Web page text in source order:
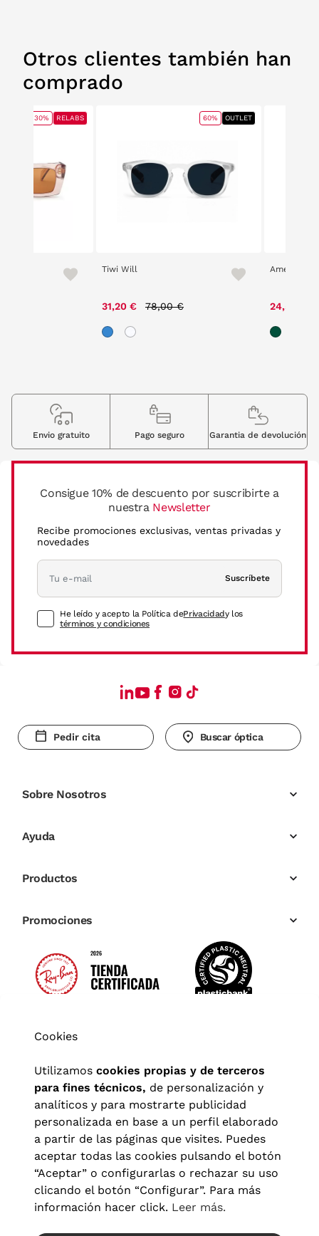
Otros clientes también han
comprado
30% RELABS
Tiwi Will
31,20 € 78,00 €
60% OUTLET
American
24,50 €
Consigue 10% de descuento por suscribirte a
nuestra Newsletter
Recibe promociones exclusivas, ventas privadas y
novedades
Suscríbete
He leído y acepto la Política dePrivacidady los
términos y condiciones
Envio gratuito Pago seguro Garantia de devolución
Pedir cita Buscar óptica
Sobre Nosotros
Ayuda
Productos
Promociones
Aviso legal| Política de privacidad Términos y condiciones
Política de cookies|Configuración de cookies
Cookies
Utilizamos cookies propias y de terceros
para fines técnicos, de personalización y
analíticos y para mostrarte publicidad
personalizada en base a un perfil elaborado
a partir de las páginas que visites. Puedes
aceptar todas las cookies pulsando el botón
“Aceptar” o configurarlas o rechazar su uso
clicando el botón “Configurar”. Para más
información hacer click. Leer más.